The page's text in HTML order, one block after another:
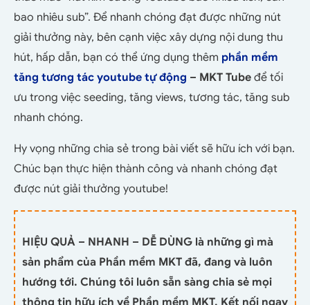
bao nhiêu sub”. Để nhanh chóng đạt được những nút
giải thưởng này, bên cạnh việc xây dựng nội dung thu
hút, hấp dẫn, bạn có thể ứng dụng thêm phần mềm
tăng tương tác youtube tự động – MKT Tube để tối
ưu trong việc seeding, tăng views, tương tác, tăng sub
nhanh chóng.
Hy vọng những chia sẻ trong bài viết sẽ hữu ích với bạn.
Chúc bạn thực hiện thành công và nhanh chóng đạt
được nút giải thưởng youtube!
HIỆU QUẢ – NHANH – DỄ DÙNG là những gì mà
sản phẩm của Phần mềm MKT đã, đang và luôn
hướng tới. Chúng tôi luôn sẵn sàng chia sẻ mọi
thông tin hữu ích về Phần mềm MKT. Kết nối ngay